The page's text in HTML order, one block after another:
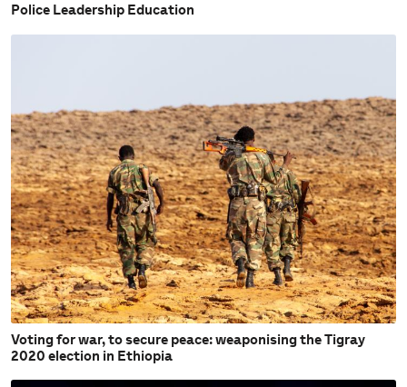
Police Leadership Education
Voting for war, to secure peace: weaponising the Tigray
2020 election in Ethiopia